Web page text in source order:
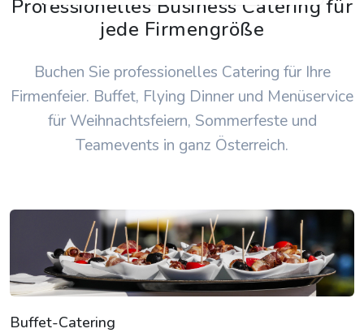
Professionelles Business Catering für
jede Firmengröße
Buchen Sie professionelles Catering für Ihre
Firmenfeier. Buffet, Flying Dinner und Menüservice
für Weihnachtsfeiern, Sommerfeste und
Teamevents in ganz Österreich.
Buffet-Catering